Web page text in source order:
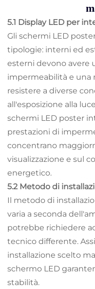
5.1 Display LED per
Gli schermi LED
tipologie: interni ed
esterni devono avere
impermeabilità e una
resistere a diverse
all'esposizione alla
schermi LED poster
prestazioni di
concentrano
visualizzazione e sul
energetico.
5.2 Metodo di
Il metodo di
varia a seconda
potrebbe richiedere
tecnico differente.
installazione scelto
schermo LED
stabilità.